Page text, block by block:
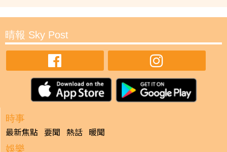
晴報 Sky Post
時事
最新焦點 要聞 熱話 暖聞
娛樂